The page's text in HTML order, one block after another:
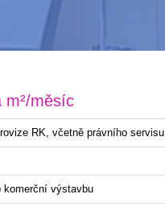
m²/měsíc
RK, včetně právního servisu
komerční výstavbu